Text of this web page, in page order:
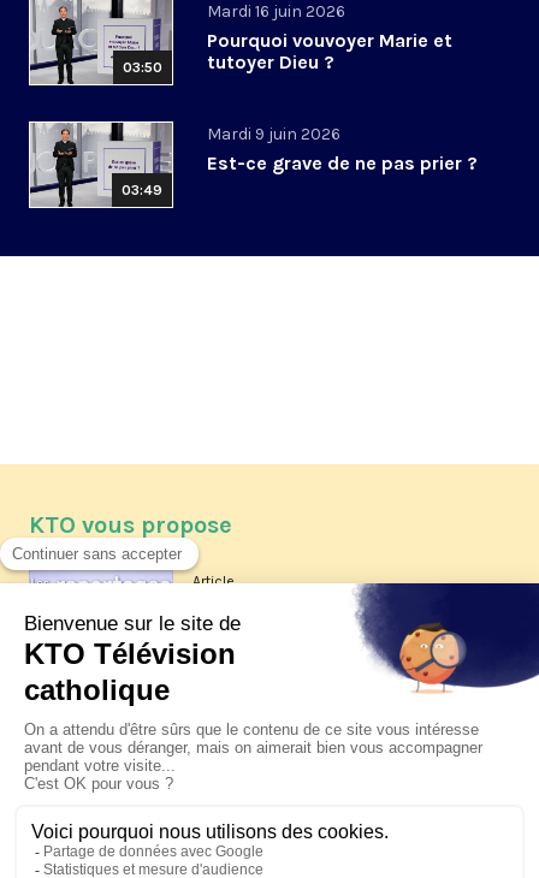
03:50
Mardi 16 juin 2026
Pourquoi vouvoyer Marie et
tutoyer Dieu ?
03:49
Mardi 9 juin 2026
Est-ce grave de ne pas prier ?
KTO vous propose
Article
Les reportages d'été 2026 de KTO
La visite pastorale du pape Léon
XIV à Assise à suivre sur KTO le
jeudi 6 août
Le pape en Uruguay, Argentine et
Pérou du 6 au 17 novembre 2026